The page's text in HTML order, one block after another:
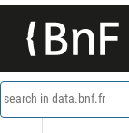
search in data.bnf.fr